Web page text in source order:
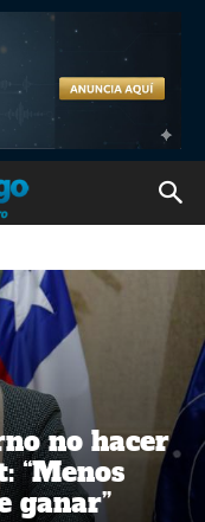
no hacer
“Menos
ganar”